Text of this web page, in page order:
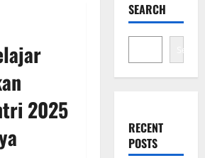
2025
SEARCH
Search
RECENT
POSTS